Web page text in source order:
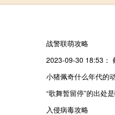
战警联萌攻略
小猪佩奇什么年代的
“歌舞暂留停”的出处
入侵病毒攻略